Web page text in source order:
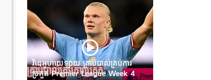
វីដេអូហាយឡាយ គ្រាប់បាល់គ្រប់ការ
ប្រកួត Premier League Week 4